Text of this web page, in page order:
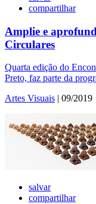
compartilhar
Amplie e
Circulares
Quarta edição do
Preto, faz parte da
Artes Visuais | 09/2019
salvar
compartilhar